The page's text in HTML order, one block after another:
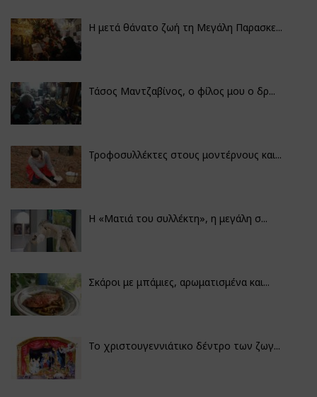
Η μετά θάνατο ζωή τη Μεγάλη Παρασκε...
Τάσος Μαντζαβίνος, ο φίλος μου ο δρ...
Τροφοσυλλέκτες στους μοντέρνους και...
H «Ματιά του συλλέκτη», η μεγάλη σ...
Σκάροι με μπάμιες, αρωματισμένα και...
Το χριστουγεννιάτικο δέντρο των ζωγ...